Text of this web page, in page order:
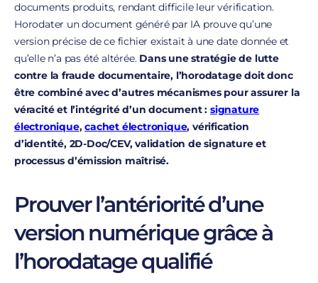
documents produits, rendant difficile leur vérification.
Horodater un document généré par IA prouve qu’une
version précise de ce fichier existait à une date donnée et
qu’elle n’a pas été altérée. Dans une stratégie de lutte
contre la fraude documentaire, l’horodatage doit donc
être combiné avec d’autres mécanismes pour assurer la
véracité et l’intégrité d’un document :signature
électronique,cachet électronique, vérification
d’identité, 2D-Doc/CEV, validation de signature et
processus d’émission maîtrisé.
Prouver l’antériorité d’une
version numérique grâce à
l’horodatage qualifié